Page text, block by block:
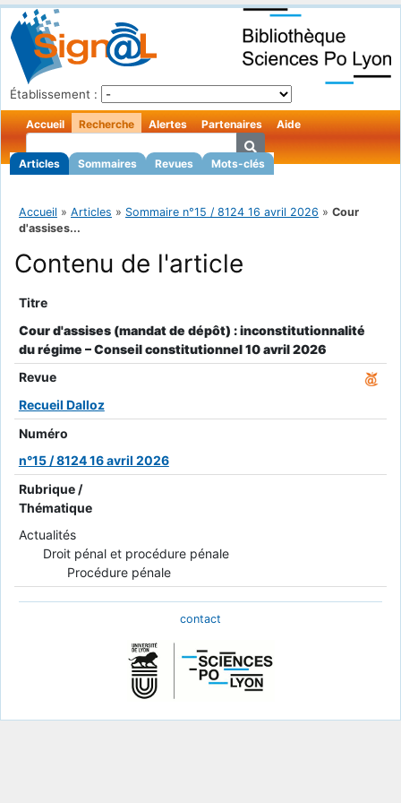
Établissement :
Accueil Recherche
Articles Sommaires Revues Mots-clés
Alertes Partenaires Aide
Accueil » Articles » Sommaire n°15 / 8124 16 avril 2026 » Cour
d'assises...
Contenu de l'article
Titre
Cour d'assises (mandat de dépôt) : inconstitutionnalité
du régime – Conseil constitutionnel 10 avril 2026
Revue
Recueil Dalloz
Numéro
n°15 / 8124 16 avril 2026
Rubrique /
Thématique
Actualités
Droit pénal et procédure pénale
Procédure pénale
contact